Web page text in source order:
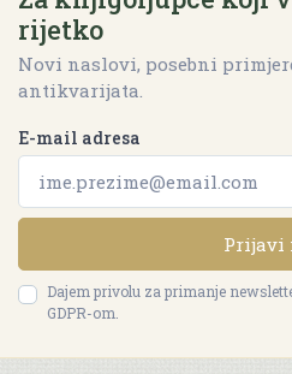
rijetko
Novi naslovi, posebni
antikvarijata.
E-mail adresa
Prijavi
Dajem privolu za primanje
GDPR-om.